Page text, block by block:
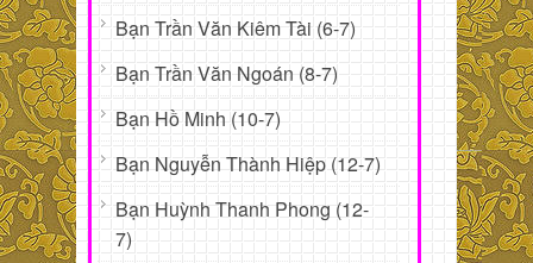
Bạn Trần Văn Kiêm Tài (6-7)
Bạn Trần Văn Ngoán (8-7)
Bạn Hồ Minh (10-7)
Bạn Nguyễn Thành Hiệp (12-7)
Bạn Huỳnh Thanh Phong (12-
7)